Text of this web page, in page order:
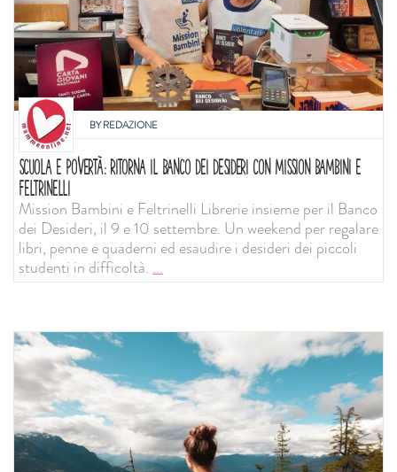
BYREDAZIONE
SCUOLA E POVERTÀ: RITORNA IL BANCO DEI DESIDERI CON MISSION BAMBINI E
FELTRINELLI
Mission Bambini e Feltrinelli Librerie insieme per il Banco
dei Desideri, il 9 e 10 settembre. Un weekend per regalare
libri, penne e quaderni ed esaudire i desideri dei piccoli
studenti in difficoltà....